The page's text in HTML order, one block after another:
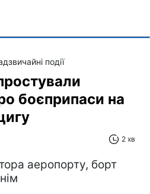
події
боєприпаси на
2 хв
аеропорту, борт